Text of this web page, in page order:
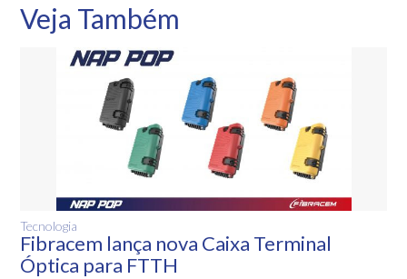
Veja Também
Tecnologia
Fibracem lança nova Caixa Terminal
Óptica para FTTH